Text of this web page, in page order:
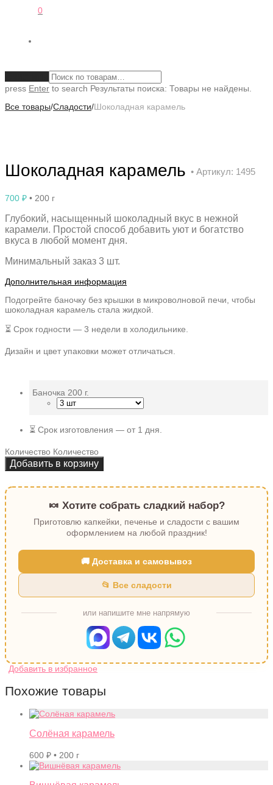
0
press Enter to search Результаты поиска: Товары не найдены.
Все товары/Сладости/Шоколадная карамель
Шоколадная карамель • Артикул: 1495
700 ₽ • 200 г
Глубокий, насыщенный шоколадный вкус в нежной
карамели. Простой способ добавить уют и богатство
вкуса в любой момент дня.
Минимальный заказ 3 шт.
Дополнительная информация
Подогрейте баночку без крышки в микроволновой печи, чтобы
шоколадная карамель стала жидкой.
⏳ Срок годности — 3 недели в холодильнике.
Дизайн и цвет упаковки может отличаться.
Баночка 200 г.
⏳ Срок изготовления — от 1 дня.
Количество Количество
Добавить в корзину
🍬 Хотите собрать сладкий набор?
Приготовлю капкейки, печенье и сладости с вашим
оформлением на любой праздник!
🚚 Доставка и самовывоз
📂 Все сладости
или напишите мне напрямую
Похожие товары
Солёная карамель
600 ₽ • 200 г